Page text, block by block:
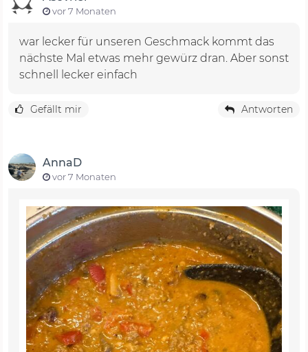
vor 7 Monaten
war lecker für unseren Geschmack kommt das
nächste Mal etwas mehr gewürz dran. Aber sonst
schnell lecker einfach
Gefällt mir Antworten
AnnaD
vor 7 Monaten